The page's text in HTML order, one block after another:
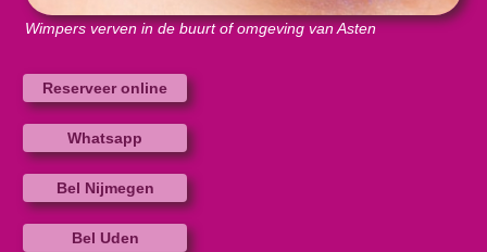
Wimpers verven in de buurt of omgeving van Asten
Reserveer online
Whatsapp
Bel Nijmegen
Bel Uden